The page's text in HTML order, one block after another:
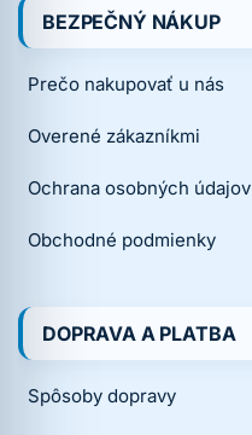
BEZPEČNÝ NÁKUP
Prečo nakupovať u nás
Overené zákazníkmi
Ochrana osobných údajov
Obchodné podmienky
DOPRAVA A PLATBA
Spôsoby dopravy